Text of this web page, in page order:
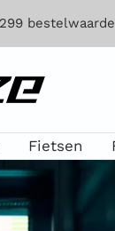
bestelwaarde
Fietsen